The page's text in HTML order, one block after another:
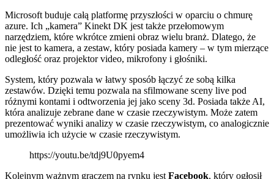
Microsoft buduje całą platformę przyszłości w oparciu o chmurę
azure. Ich „kamera” Kinekt DK jest także przełomowym
narzędziem, które wkrótce zmieni obraz wielu branż. Dlatego, że
nie jest to kamera, a zestaw, który posiada kamery – w tym mierzące
odległość oraz projektor video, mikrofony i głośniki.
System, który pozwala w łatwy sposób łączyć ze sobą kilka
zestawów. Dzięki temu pozwala na sfilmowane sceny live pod
różnymi kontami i odtworzenia jej jako sceny 3d. Posiada także AI,
która analizuje zebrane dane w czasie rzeczywistym. Może zatem
prezentować wyniki analizy w czasie rzeczywistym, co analogicznie
umożliwia ich użycie w czasie rzeczywistym.
https://youtu.be/tdj9U0pyem4
Kolejnym ważnym graczem na rynku jest Facebook, który ogłosił